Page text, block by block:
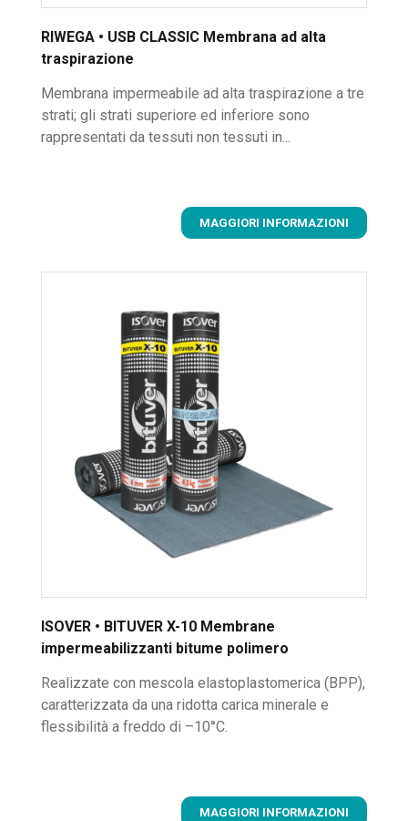
RIWEGA • USB CLASSIC Membrana ad alta
traspirazione
Membrana impermeabile ad alta traspirazione a tre
strati; gli strati superiore ed inferiore sono
rappresentati da tessuti non tessuti in...
MAGGIORI INFORMAZIONI
ISOVER • BITUVER X-10 Membrane
impermeabilizzanti bitume polimero
Realizzate con mescola elastoplastomerica (BPP),
caratterizzata da una ridotta carica minerale e
flessibilità a freddo di –10°C.
MAGGIORI INFORMAZIONI